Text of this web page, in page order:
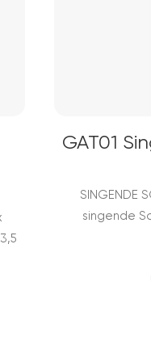
GAT01
SINGENDE
singende